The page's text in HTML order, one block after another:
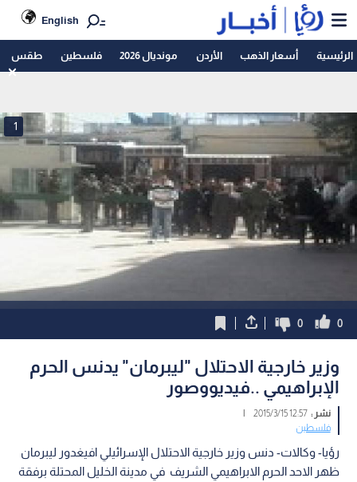
English
الرئيسية أسعار الذهب الأردن مونديال 2026 فلسطين طقس
1
0
0
وزير خارجية الاحتلال "ليبرمان" يدنس الحرم
الإبراهيمي ..فيديووصور
نشر :12:57 2015/3/15
|
فلسطين
رؤيا- وكالات- دنس وزير خارجية الاحتلال الإسرائيلي افيغدور ليبرمان
ظهر الاحد الحرم الابراهيمي الشريف في مدينة الخليل المحتلة برفقة